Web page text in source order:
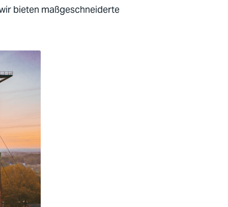
bieten maßgeschneiderte